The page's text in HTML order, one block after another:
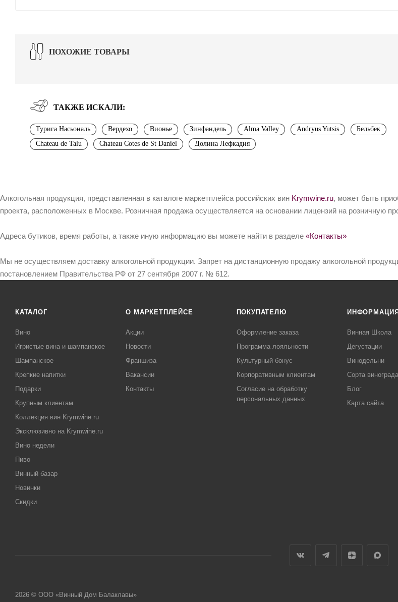
ПОХОЖИЕ ТОВАРЫ
ТАКЖЕ ИСКАЛИ:
Турига Насьональ Вердехо Вионье Зинфандель Alma Valley Andryus Yutsis
Бельбек
Chateau de Talu
Chateau Cotes de St Daniel Долина Лефкадия
Алкогольная продукция, представленная в каталоге маркетплейса российских вин Krymwine.ru, может быть
проекта, расположенных в Москве. Розничная продажа осуществляется на основании лицензий на розничную
Адреса бутиков, время работы, а также иную информацию вы можете найти в разделе «Контакты»
Мы не осуществляем доставку алкогольной продукции. Запрет на дистанционную продажу алкогольной
постановлением Правительства РФ от 27 сентября 2007 г. № 612.
КАТАЛОГ
Вино
Игристые вина и шампанское
Шампанское
Крепкие напитки
Подарки
Крупным клиентам
Коллекция вин Krymwine.ru
Эксклюзивно на Krymwine.ru
Вино недели
Пиво
Винный базар
Новинки
Скидки
О МАРКЕТПЛЕЙСЕ
Акции
Новости
Франшиза
Вакансии
Контакты
ПОКУПАТЕЛЮ
Оформление заказа
Программа лояльности
Культурный бонус
Корпоративным клиентам
Согласие на обработку
персональных данных
ИНФОРМАЦИЯ
Винная Школа
Дегустации
Винодельни
Сорта винограда
Блог
Карта сайта
2026 © ООО «Винный Дом Балаклавы»